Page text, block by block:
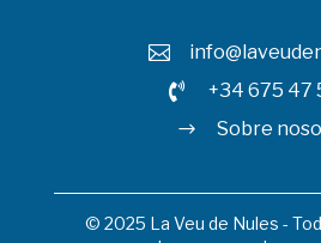

 +34 675 47
$ Sobre
© 2025 La Veu de Nules -